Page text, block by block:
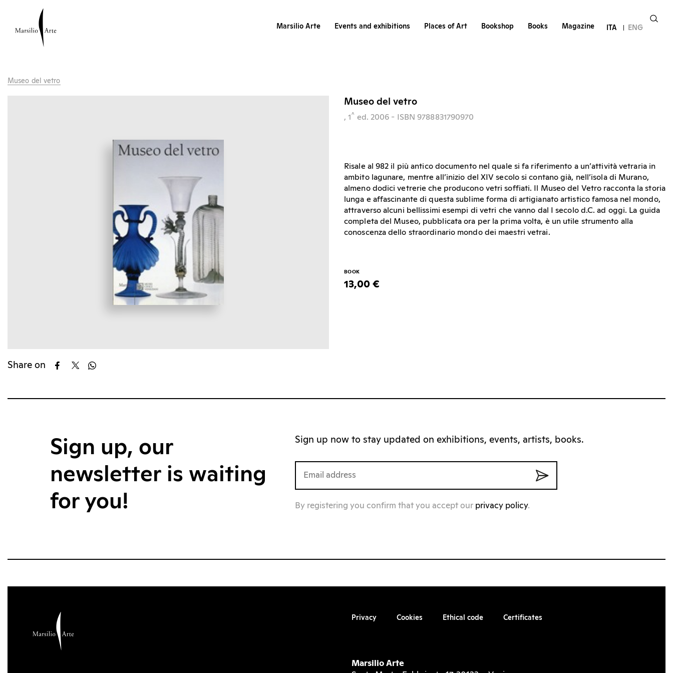
Marsilio Arte Events and exhibitions Places of Art Bookshop Books Magazine ITA ENG
Museo del vetro
Share on
Museo del vetro
, 1^ ed. 2006 - ISBN 9788831790970
Risale al 982 il più antico documento nel quale si fa riferimento a un’attività vetraria in
ambito lagunare, mentre all’inizio del XIV secolo si contano già, nell’isola di Murano,
almeno dodici vetrerie che producono vetri soffiati. Il Museo del Vetro racconta la storia
lunga e affascinante di questa sublime forma di artigianato artistico famosa nel mondo,
attraverso alcuni bellissimi esempi di vetri che vanno dal I secolo d.C. ad oggi. La guida
completa del Museo, pubblicata ora per la prima volta, è un utile strumento alla
conoscenza dello straordinario mondo dei maestri vetrai.
BOOK
13,00 €
Sign up, our
newsletter is waiting
for you!
Sign up now to stay updated on exhibitions, events, artists, books.
By registering you confirm that you accept our privacy policy.
Privacy Cookies Ethical code Certificates
Marsilio Arte